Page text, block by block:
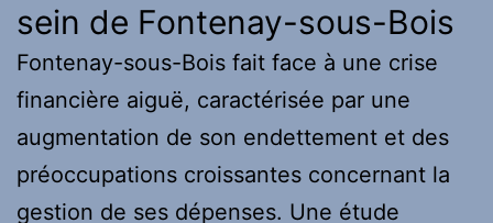
sein de Fontenay-sous-Bois
Fontenay-sous-Bois fait face à une crise
financière aiguë, caractérisée par une
augmentation de son endettement et des
préoccupations croissantes concernant la
gestion de ses dépenses. Une étude